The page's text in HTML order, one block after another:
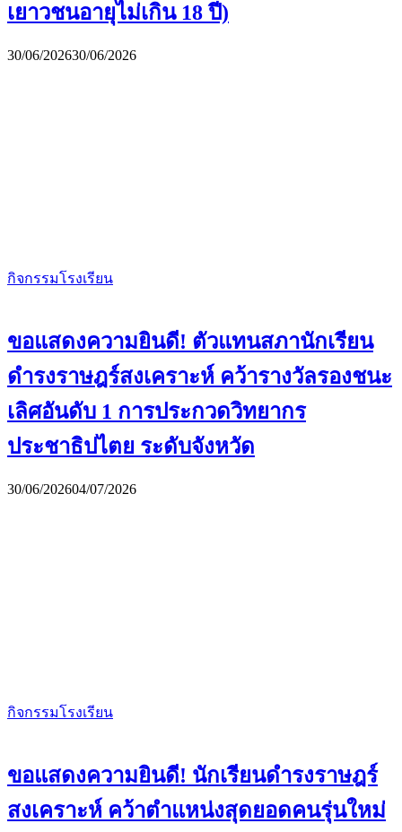
เยาวชนอายุไม่เกิน 18 ปี)
30/06/202630/06/2026
กิจกรรมโรงเรียน
ขอแสดงความยินดี! ตัวแทนสภานักเรียน
ดำรงราษฎร์สงเคราะห์ คว้ารางวัลรองชนะ
เลิศอันดับ 1 การประกวดวิทยากร
ประชาธิปไตย ระดับจังหวัด
30/06/202604/07/2026
กิจกรรมโรงเรียน
ขอแสดงความยินดี! นักเรียนดำรงราษฎร์
สงเคราะห์ คว้าตำแหน่งสุดยอดคนรุ่นใหม่